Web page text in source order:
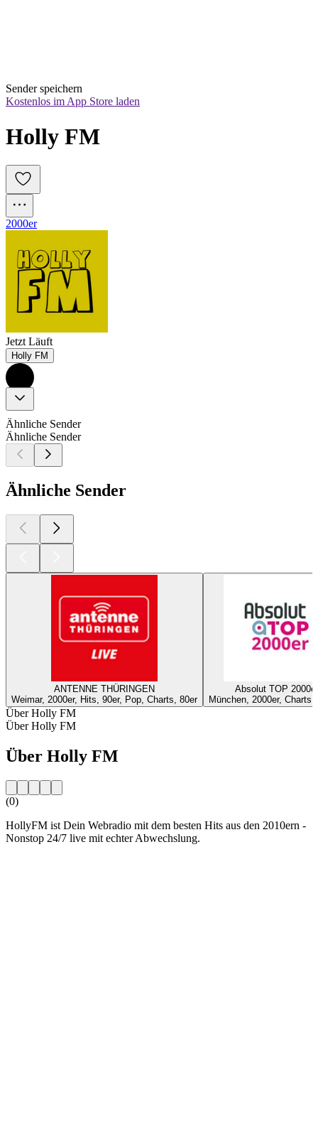
Sender speichern
Kostenlos im App Store laden
Holly FM
2000er
Jetzt Läuft
Holly FM
Ähnliche Sender
Ähnliche Sender
Ähnliche Sender
ANTENNE THÜRINGEN
Weimar, 2000er, Hits, 90er, Pop, Charts, 80er
Absolut TOP 2000er
München, 2000er, Charts,
Über Holly FM
Über Holly FM
Über Holly FM
(0)
HollyFM ist Dein Webradio mit dem besten Hits aus den 2010ern -
Nonstop 24/7 live mit echter Abwechslung.